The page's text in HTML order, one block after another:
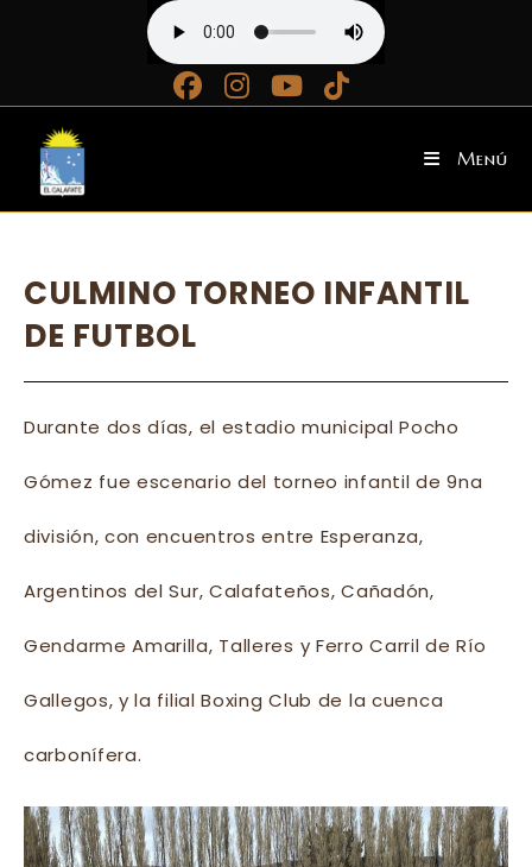
contenido
Menú
CULMINO TORNEO INFANTIL
DE FUTBOL
Durante dos días, el estadio municipal Pocho
Gómez fue escenario del torneo infantil de 9na
división, con encuentros entre Esperanza,
Argentinos del Sur, Calafateños, Cañadón,
Gendarme Amarilla, Talleres y Ferro Carril de Río
Gallegos, y la filial Boxing Club de la cuenca
carbonífera.